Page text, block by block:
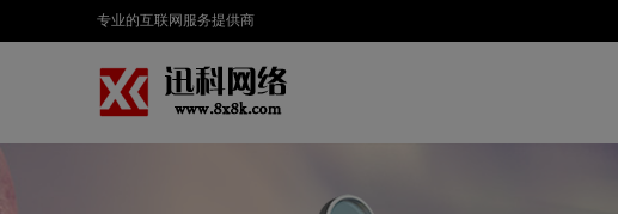
专业的互联网服务提供商